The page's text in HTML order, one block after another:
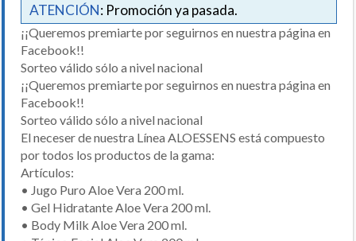
ATENCIÓN: Promoción ya pasada.
¡¡Queremos premiarte por seguirnos en nuestra página en
Facebook!!
Sorteo válido sólo a nivel nacional
¡¡Queremos premiarte por seguirnos en nuestra página en
Facebook!!
Sorteo válido sólo a nivel nacional
El neceser de nuestra Línea ALOESSENS está compuesto
por todos los productos de la gama:
Artículos:
• Jugo Puro Aloe Vera 200 ml.
• Gel Hidratante Aloe Vera 200 ml.
• Body Milk Aloe Vera 200 ml.